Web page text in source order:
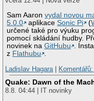
Sam Aaronvydal novou
5.0.0
aplikaceSonic Pi (
určené také pro výuku
pomocí skládání hudby.
novinek naGitHubu .
z Flathubu .
Ladislav Hagara
Quake: Dawn of the
8.8. 04:44 | IT novinky